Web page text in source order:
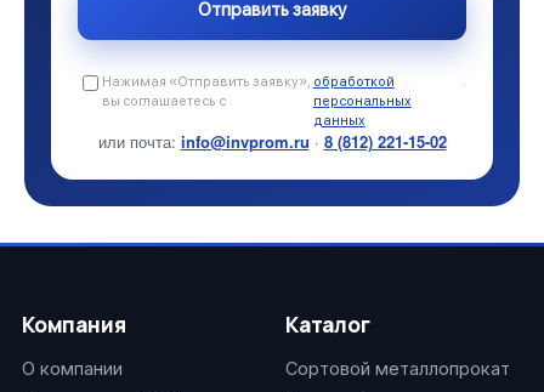
Нажимая «Отправить заявку»,
вы соглашаетесь с
обработкой
персональных
данных
.
или почта: info@invprom.ru · 8 (812) 221-15-02
Компания
О компании
Каталог
Сортовой металлопрокат